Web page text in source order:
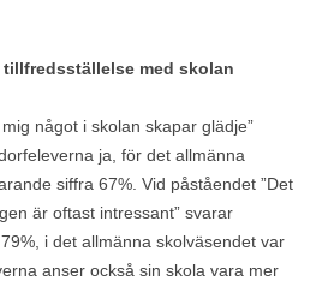
med skolan
något i skolan skapar glädje”
ja, för det allmänna
siffra 67%. Vid påståendet ”Det
är oftast intressant” svarar
i det allmänna skolväsendet var
anser också sin skola vara mer